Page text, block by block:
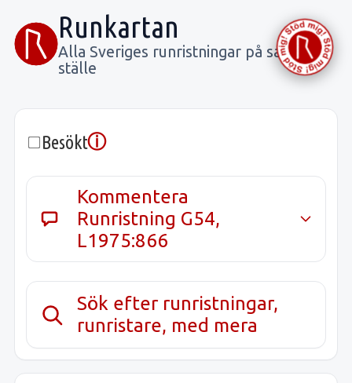
Runkartan
Alla Sveriges runristningar på samma
ställe
Besöktⓘ
Kommentera
Runristning G54,
L1975:866
Sök efter runristningar,
runristare, med mera